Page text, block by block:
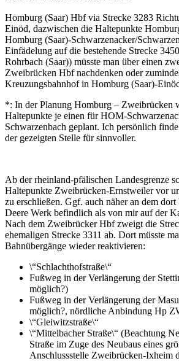
Homburg (Saar) Hbf via Strecke 3283
Einöd, dazwischen die Haltepunkte
Homburg (Saar)-Schwarzenacker/
Einfädelung auf die bestehende Strecke
Rohrbach (Saar)) müsste man über einen
Zweibrücken Hbf nachdenken oder
Kreuzungsbahnhof in Homburg (Saar)-
*: In der Planung Homburg – Zweibrücken
Haltepunkte je einen für HOM-
Schwarzenbach geplant. Ich persönlich
der gezeigten Stelle für sinnvoller.
Ab der rheinland-pfälischen Landesgrenze
Haltepunkte Zweibrücken-Ernstweiler vor
zu erschließen. Ggf. auch näher an dem
Deere Werk befindlich als von mir auf der
Nach dem Zweibrücker Hbf zweigt die
ehemaligen Strecke 3311 ab. Dort müsste
Bahnübergänge wieder reaktivieren:
\“Schlachthofstraße\“
Fußweg in der Verlängerung der
möglich?)
Fußweg in der Verlängerung der
möglich?, nördliche Anbindung Hp
\“Gleiwitzstraße\“
\“Mittelbacher Straße\“ (Beachtung
Straße im Zuge des Neubaus eines
Anschlussstelle Zweibrücken-Ixheim